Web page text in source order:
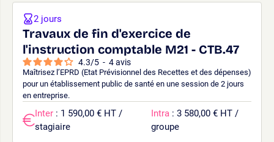
Travaux de fin d'exercice de
l'instruction comptable M21 - CTB.47
4.3/5 - 4avis
Maîtrisez l’EPRD (Etat Prévisionnel des Recettes et des dépenses)
pour un établissement public de santé en une session de 2 jours
en entreprise.
2 jours
Inter : 1 590,00 € HT /
stagiaire
Intra : 3 580,00 € HT /
groupe